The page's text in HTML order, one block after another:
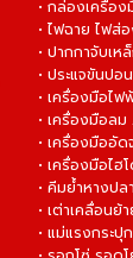
• กล่องเครื่อง
• ไฟฉาย ไฟส่
• ปากกาจับเห
• ประแจขันปอ
• เครื่องมือไฟ
• เครื่องมือลม
• เครื่องมืออั
• เครื่องมือไฮ
• คีมย้ำหางป
• เต่าเคลื่อนย้
• แม่แรงกระปุ